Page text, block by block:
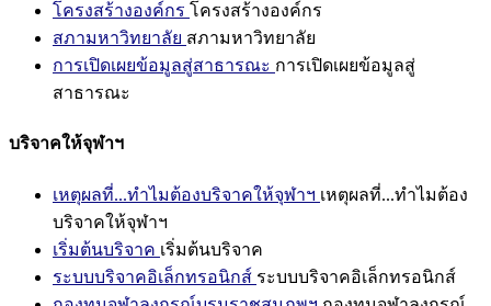
โครงสร้างองค์กร โครงสร้างองค์กร
สภามหาวิทยาลัย สภามหาวิทยาลัย
การเปิดเผยข้อมูลสู่สาธารณะ การเปิดเผยข้อมูลสู่
สาธารณะ
บริจาคให้จุฬาฯ
เหตุผลที่...ทำไมต้องบริจาคให้จุฬาฯ เหตุผลที่...ทำไมต้อง
บริจาคให้จุฬาฯ
เริ่มต้นบริจาค เริ่มต้นบริจาค
ระบบบริจาคอิเล็กทรอนิกส์ ระบบบริจาคอิเล็กทรอนิกส์